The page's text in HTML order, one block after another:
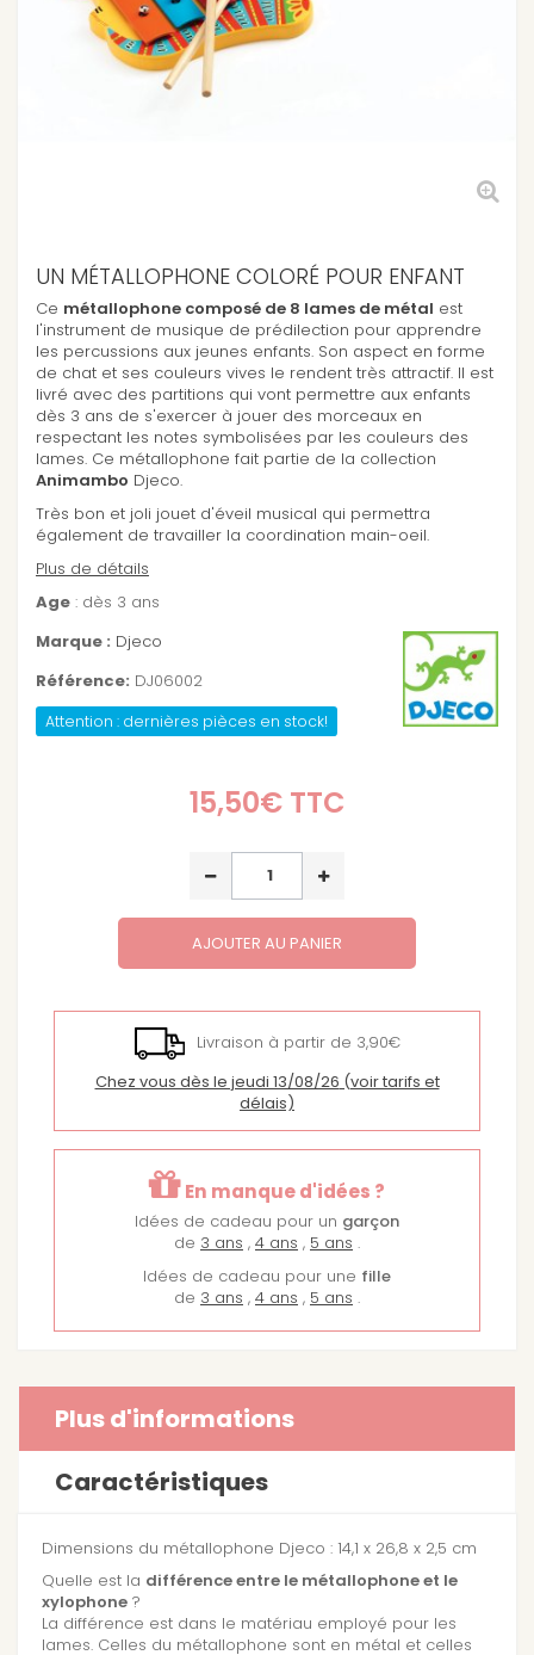
UN MÉTALLOPHONE COLORÉ POUR ENFANT
Ce métallophone composé de 8 lames de métal est
l'instrument de musique de prédilection pour apprendre
les percussions aux jeunes enfants. Son aspect en forme
de chat et ses couleurs vives le rendent très attractif. Il est
livré avec des partitions qui vont permettre aux enfants
dès 3 ans de s'exercer à jouer des morceaux en
respectant les notes symbolisées par les couleurs des
lames. Ce métallophone fait partie de la collection
Animambo Djeco.
Très bon et joli jouet d'éveil musical qui permettra
également de travailler la coordination main-oeil.
Plus de détails
Age : dès 3 ans
Marque : Djeco
Référence: DJ06002
Attention : dernières pièces en stock!
15,50€TTC
AJOUTER AU PANIER
Livraison à partir de 3,90€
Chez vous dès le jeudi 13/08/26 (voir tarifs et
délais)
En manque d'idées ?
Idées de cadeau pour un garçon
de 3 ans , 4 ans , 5 ans .
Idées de cadeau pour une fille
de 3 ans , 4 ans , 5 ans .
Plus d'informations
Caractéristiques
Dimensions du métallophone Djeco : 14,1 x 26,8 x 2,5 cm
Quelle est la différence entre le métallophone et le
xylophone ?
La différence est dans le matériau employé pour les
lames. Celles du métallophone sont en métal et celles